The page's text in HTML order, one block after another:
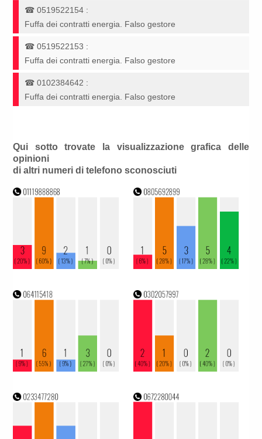
☎0519522154 :
Fuffa dei contratti energia. Falso gestore
☎0519522153 :
Fuffa dei contratti energia. Falso gestore
☎0102384642 :
Fuffa dei contratti energia. Falso gestore
Qui sotto trovate la visualizzazione grafica delle
opinioni
di altri numeri di telefono sconosciuti